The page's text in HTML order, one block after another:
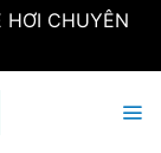
HƠI CHUYÊN